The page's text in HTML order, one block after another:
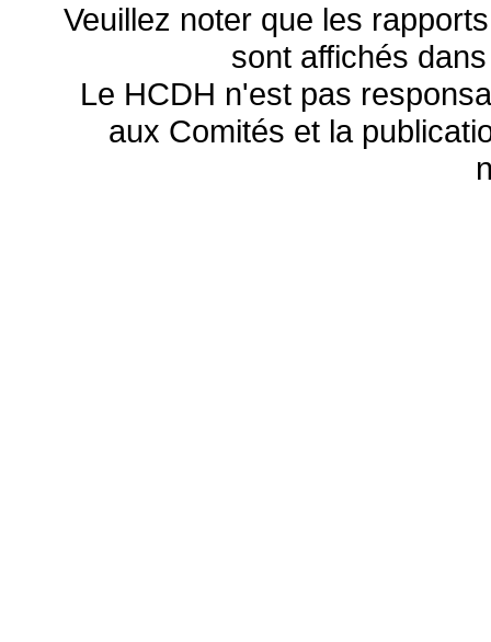
Veuillez noter que les
sont affichés
Le HCDH n'est pas
aux Comités et la